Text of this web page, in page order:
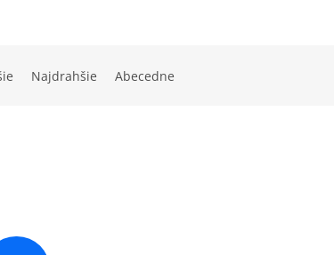
Najdrahšie Abecedne